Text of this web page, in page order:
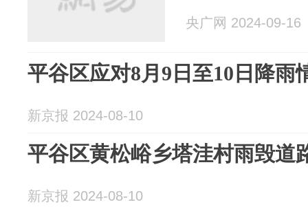
央广网 2024-09-16
平谷区应对8月9日至10日降雨
新京报 2024-08-10
平谷区黄松峪乡塔洼村雨毁道
新京报 2024-08-10